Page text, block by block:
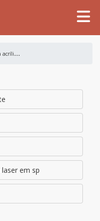
E
tiqueta acrílica com gravação baixo relevo
em sp